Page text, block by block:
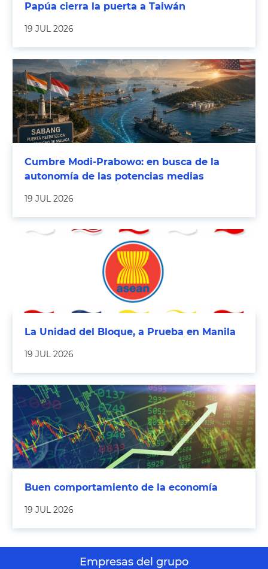
Papúa cierra la puerta a Taiwán
19 JUL 2026
Cumbre Modi-Prabowo: en busca de la
autonomía de las potencias medias
19 JUL 2026
La Unidad del Bloque, a Prueba en Manila
19 JUL 2026
Buen comportamiento de la economía
19 JUL 2026
Empresas del grupo